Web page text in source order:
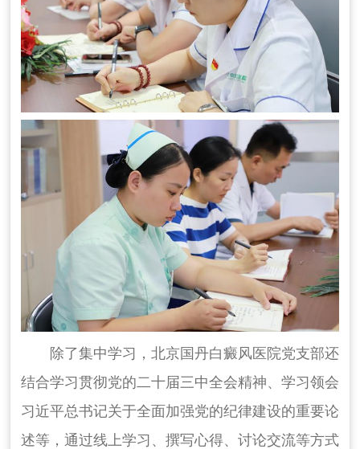
除了集中学习，北京国丹白癜风医院党支部还
结合学习贯彻党的二十届三中全会精神、学习领会
习近平总书记关于全面加强党的纪律建设的重要论
述等，通过线上学习、撰写心得、讨论交流等方式